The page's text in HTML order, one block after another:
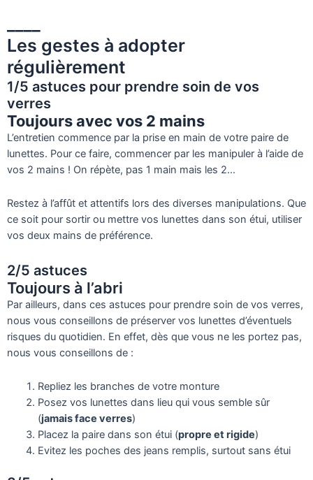
Les gestes à adopter
régulièrement
1/5 astuces pour prendre soin de vos
verres
Toujours avec vos 2 mains
L’entretien commence par la prise en main de votre paire de
lunettes. Pour ce faire, commencer par les manipuler à l’aide de
vos 2 mains ! On répète, pas 1 main mais les 2…
Restez à l’affût et attentifs lors des diverses manipulations. Que
ce soit pour sortir ou mettre vos lunettes dans son étui, utiliser
vos deux mains de préférence.
2/5 astuces
Toujours à l’abri
Par ailleurs, dans ces astuces pour prendre soin de vos verres,
nous vous conseillons de préserver vos lunettes d’éventuels
risques du quotidien. En effet, dès que vous ne les portez pas,
nous vous conseillons de :
Repliez les branches de votre monture
Posez vos lunettes dans lieu qui vous semble sûr
(jamais face verres)
Placez la paire dans son étui (propre et rigide)
Evitez les poches des jeans remplis, surtout sans étui